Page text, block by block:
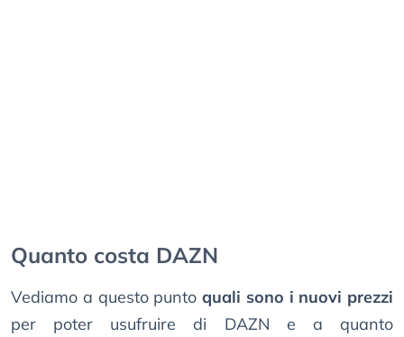
Quanto costa DAZN
Vediamo a questo punto quali sono i nuovi prezzi
per poter usufruire di DAZN e a quanto